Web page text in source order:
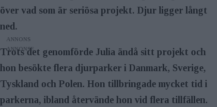
över vad som är seriösa projekt. Djur ligger långt
ned.
ANNONS
Trots det genomförde Julia ändå sitt projekt och
hon besökte flera djurparker i Danmark, Sverige,
Tyskland och Polen. Hon tillbringade mycket tid i
parkerna, ibland återvände hon vid flera tillfällen.